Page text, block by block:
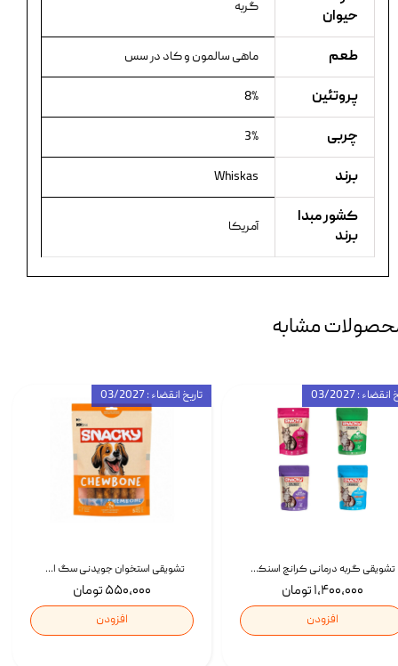
حیوان
گربه
طعم ماهی سالمون و کاد در سس
پروتئین 8%
چربی 3%
برند Whiskas
کشور مبدا
برند
آمریکا
مشابه
تشویقی استخوان جویدنی سگ اسنکی کرانچی با طعم مرغ Snacky Crunchy Munchy وزن 100 گرم
۵۵۰,۰۰۰ تومان
افزودن
تاریخ انقضاء : 03/2027
تشویقی گربه درمانی کرانچ اسنکی با طعم میکس Snacky Crunch Cat Treats وزن 60 گرم بسته 4 عددی
۱,۴۰۰,۰۰۰ تومان
افزودن
: 03/2027